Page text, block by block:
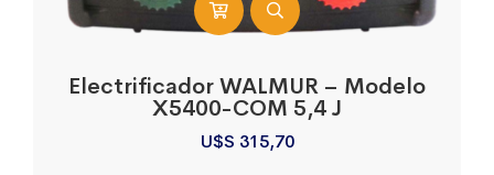
Electrificador WALMUR – Modelo
X5400-COM 5,4 J
U$S 315,70